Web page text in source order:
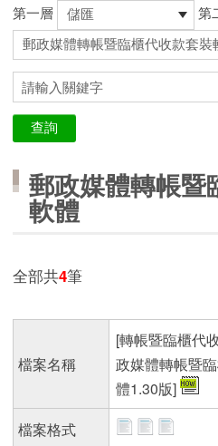
第一層 第
郵政媒體轉帳暨
軟體
全部共4筆
檔案名稱
[轉帳暨臨櫃代
政媒體轉帳暨
體1.30版]
檔案格式